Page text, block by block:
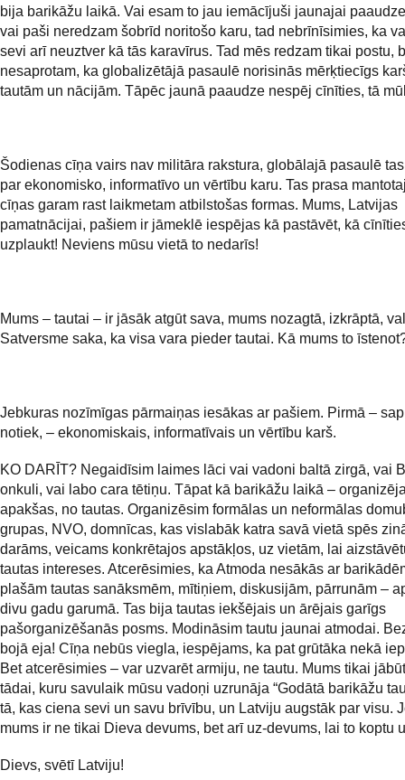
bija barikāžu laikā. Vai esam to jau iemācījuši jaunajai
vai paši neredzam šobrīd noritošo karu, tad nebrīnīsimies, ka
sevi arī neuztver kā tās karavīrus. Tad mēs redzam tikai postu,
nesaprotam, ka globalizētājā pasaulē norisinās mērķtiecīgs
tautām un nācijām. Tāpēc jaunā paaudze nespēj cīnīties, tā
Šodienas cīņa vairs nav militāra rakstura, globālajā pasaulē
par ekonomisko, informatīvo un vērtību karu. Tas prasa
cīņas garam rast laikmetam atbilstošas formas. Mums, Latvijas
pamatnācijai, pašiem ir jāmeklē iespējas kā pastāvēt, kā
uzplaukt! Neviens mūsu vietā to nedarīs!
Mums – tautai – ir jāsāk atgūt sava, mums nozagtā, izkrāptā,
Satversme saka, ka visa vara pieder tautai. Kā mums to
Jebkuras nozīmīgas pārmaiņas iesākas ar pašiem. Pirmā –
notiek, – ekonomiskais, informatīvais un vērtību karš.
KO DARĪT? Negaidīsim laimes lāci vai vadoni baltā zirgā, vai
onkuli, vai labo cara tētiņu. Tāpat kā barikāžu laikā –
apakšas, no tautas. Organizēsim formālas un neformālas
grupas, NVO, domnīcas, kas vislabāk katra savā vietā spēs
darāms, veicams konkrētajos apstākļos, uz vietām, lai
tautas intereses. Atcerēsimies, ka Atmoda nesākās ar
plašām tautas sanāksmēm, mītiņiem, diskusijām, pārrunām –
divu gadu garumā. Tas bija tautas iekšējais un ārējais garīgs
pašorganizēšanās posms. Modināsim tautu jaunai atmodai.
bojā eja! Cīņa nebūs viegla, iespējams, ka pat grūtāka nekā
Bet atcerēsimies – var uzvarēt armiju, ne tautu. Mums tikai
tādai, kuru savulaik mūsu vadoņi uzrunāja “Godātā barikāžu
tā, kas ciena sevi un savu brīvību, un Latviju augstāk par visu.
mums ir ne tikai Dieva devums, bet arī uz-devums, lai to koptu
Dievs, svētī Latviju!